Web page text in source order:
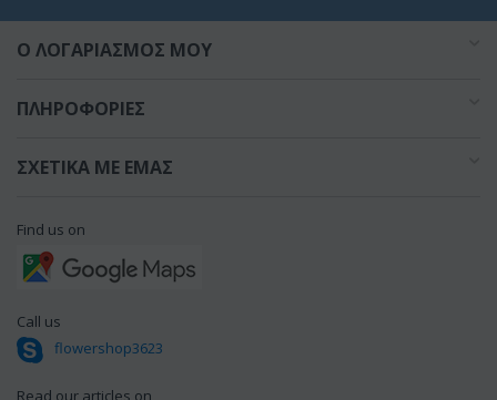
O ΛΟΓΑΡΙΑΣΜΌΣ ΜΟΥ
ΠΛΗΡΟΦΟΡΊΕΣ
ΣΧΕΤΙΚΆ ΜΕ ΕΜΆΣ
Find us on
Call us
flowershop3623
Read our articles on